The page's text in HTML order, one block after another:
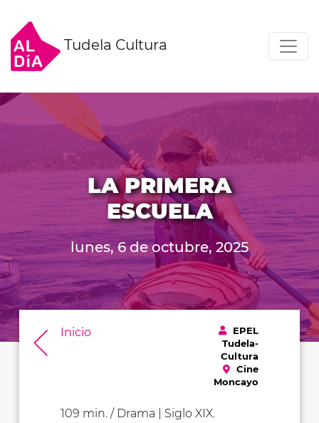
Tudela Cultura
LA PRIMERA
ESCUELA
lunes, 6 de octubre, 2025
Inicio
EPEL
Tudela-
Cultura
Cine
Moncayo
109 min. / Drama | Siglo XIX.